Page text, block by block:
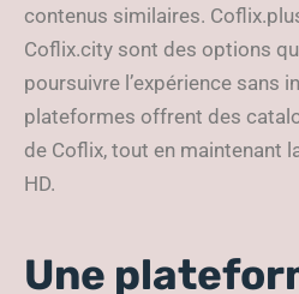
contenus similaires.
Coflix.city sont des options
poursuivre l’expérience sans
plateformes offrent des
de Coflix, tout en maintenant
HD.
Une